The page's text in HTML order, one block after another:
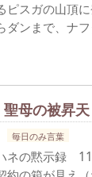
ピスガの山頂
ダンまで、ナ
の被昇天
毎日のみ言葉
黙示録